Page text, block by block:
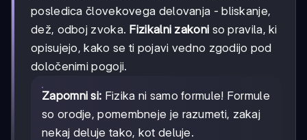
posledica človekovega delovanja - bliskanje,
dež, odboj zvoka. Fizikalni zakoni so pravila, ki
opisujejo, kako se ti pojavi vedno zgodijo pod
določenimi pogoji.
Zapomni si: Fizika ni samo formule! Formule
so orodje, pomembneje je razumeti, zakaj
nekaj deluje tako, kot deluje.